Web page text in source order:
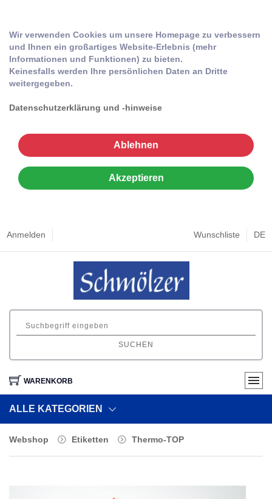
Wir verwenden Cookies um unsere Homepage zu verbessern
und Ihnen ein großartiges Website-Erlebnis (mehr
Informationen und Funktionen) zu bieten.
Keinesfalls werden Ihre persönlichen Daten an Dritte
weitergegeben.
Datenschutzerklärung und -hinweise
Ablehnen
Akzeptieren
Anmelden Wunschliste DE
SUCHEN
WARENKORB
ALLE KATEGORIEN
Webshop Etiketten Thermo-TOP